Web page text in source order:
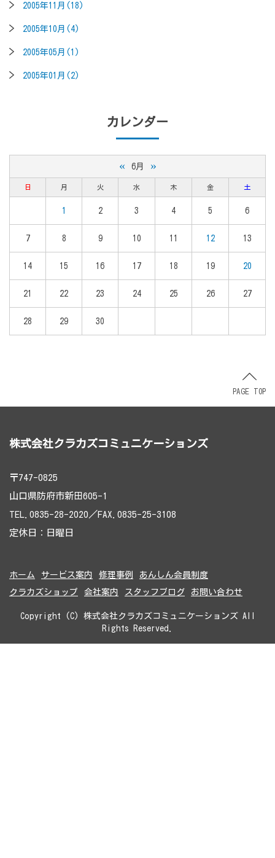
2005年11月(18)
2005年10月(4)
2005年05月(1)
2005年01月(2)
カレンダー
« 6月 »
日 月 火 水 木 金 土
1 2 3 4 5 6
7 8 9 10 11 12 13
14 15 16 17 18 19 20
21 22 23 24 25 26 27
28 29 30
PAGE TOP
株式会社クラカズコミュニケーションズ
〒747-0825
山口県防府市新田605-1
TEL.0835-28-2020／FAX.0835-25-3108
定休日：日曜日
ホーム サービス案内 修理事例
あんしん会員制度
クラカズショップ
会社案内 スタッフブログ お問い合わせ
Copyright (C) 株式会社クラカズコミュニケーションズ All
Rights Reserved.